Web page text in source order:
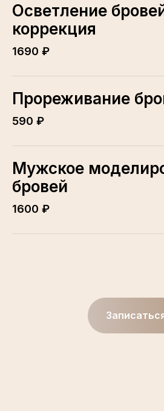
Осветление
коррекция
1690 ₽
Прореживание
590 ₽
Мужское
бровей
1600 ₽